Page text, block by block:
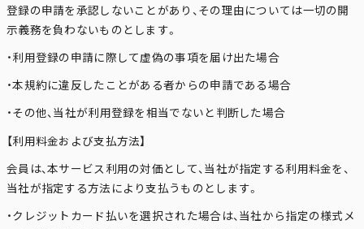
登録の申請を承認しないことがあり、その理由については一切の開
示義務を負わないものとします。
・利用登録の申請に際して虚偽の事項を届け出た場合
・本規約に違反したことがある者からの申請である場合
・その他、当社が利用登録を相当でないと判断した場合
【利用料金および支払方法】
会員は、本サービス利用の対価として、当社が指定する利用料金を、
当社が指定する方法により支払うものとします。
・クレジットカード払いを選択された場合は、当社から指定の様式メ